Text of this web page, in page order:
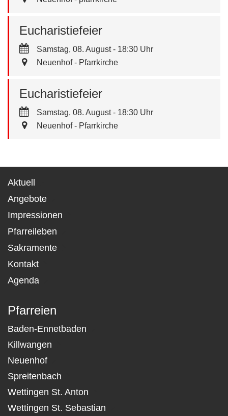
Samstag, 08. August - 18:30 Uhr
Neuenhof - Pfarrkirche
Eucharistiefeier
Samstag, 08. August - 18:30 Uhr
Neuenhof - Pfarrkirche
Eucharistiefeier
Aktuell
Angebote
Impressionen
Pfarreileben
Sakramente
Kontakt
Agenda
Pfarreien
Baden-Ennetbaden
Killwangen
Neuenhof
Spreitenbach
Wettingen St. Anton
Wettingen St. Sebastian